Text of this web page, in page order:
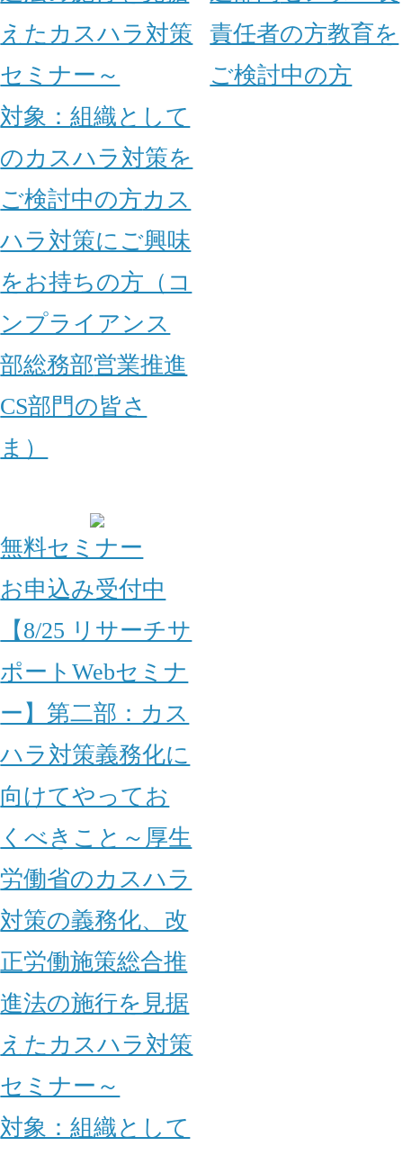
えたカスハラ対策
セミナー～
対象：組織として
のカスハラ対策を
ご検討中の方カス
ハラ対策にご興味
をお持ちの方（コ
ンプライアンス
部総務部営業推進
CS部門の皆さ
ま）
責任者の方教育を
ご検討中の方
無料セミナー
お申込み受付中
【8/25 リサーチサ
ポートWebセミナ
ー】第二部：カス
ハラ対策義務化に
向けてやってお
くべきこと～厚生
労働省のカスハラ
対策の義務化、改
正労働施策総合推
進法の施行を見据
えたカスハラ対策
セミナー～
対象：組織として